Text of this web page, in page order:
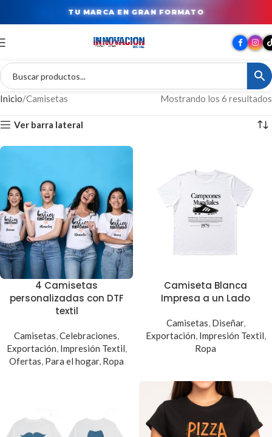
TU MARCA EN GRAN FORMATO
Inicio Camisetas Mostrando los 6 resultados
Ver barra lateral
4 Camisetas
personalizadas con DTF
textil
Camisetas,Celebraciones,
Exportación, Impresión Textil,
Ofertas, Para el hogar, Ropa
Camiseta Blanca
Impresa a un Lado
Camisetas, Diseñar,
Exportación, Impresión Textil,
Ropa